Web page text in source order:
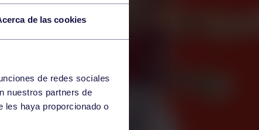
de las cookies
de redes sociales
nuestros partners de
les haya proporcionado o